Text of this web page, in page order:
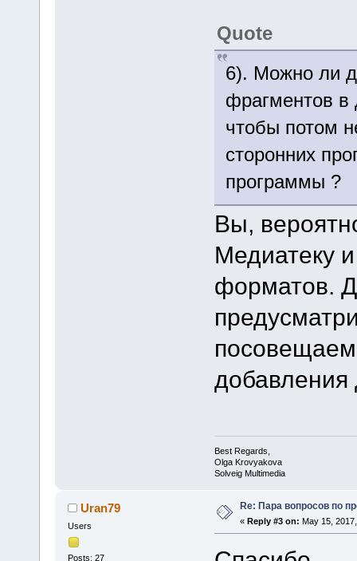
Quote
6). Можно ли
фрагментов в
чтобы потом
сторонних
программы ?
Вы,
Медиатеку
форматов.
Best Regards,
Olga Krovyakova
Solveig Multimedia
Uran79
Users
Posts: 27
Re: Пара вопросов по
« Reply #3 on: May 15,